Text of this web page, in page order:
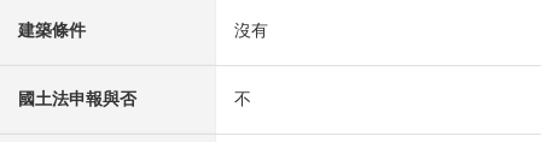
建築條件 沒有
國土法申報與否 不